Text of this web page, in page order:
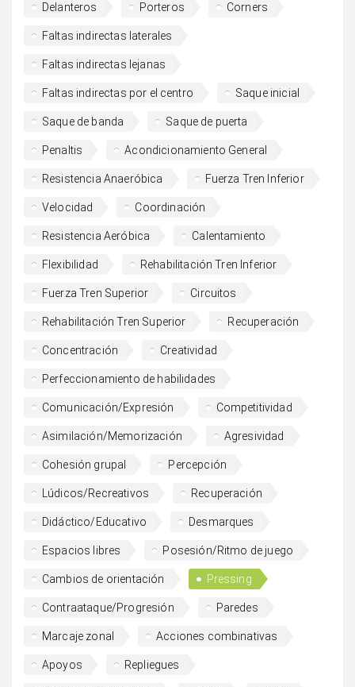
Delanteros Porteros Corners
Faltas indirectas laterales
Faltas indirectas lejanas
Faltas indirectas por el centro Saque inicial
Saque de banda Saque de puerta
Penaltis Acondicionamiento General
Resistencia Anaeróbica Fuerza Tren Inferior
Velocidad Coordinación
Resistencia Aeróbica Calentamiento
Flexibilidad Rehabilitación Tren Inferior
Fuerza Tren Superior Circuitos
Rehabilitación Tren Superior Recuperación
Concentración Creatividad
Perfeccionamiento de habilidades
Comunicación/Expresión Competitividad
Asimilación/Memorización Agresividad
Cohesión grupal Percepción
Lúdicos/Recreativos Recuperación
Didáctico/Educativo Desmarques
Espacios libres Posesión/Ritmo de juego
Cambios de orientación Pressing
Contraataque/Progresión Paredes
Marcaje zonal Acciones combinativas
Apoyos Repliegues